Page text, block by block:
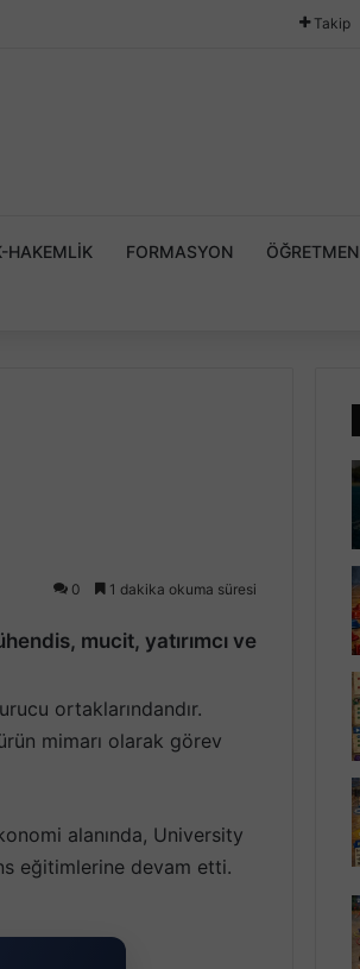
Takip
HAKEMLIK FORMASYON ÖĞRETMEN
0 1 dakika okuma süresi
mucit, yatırımcı ve
ortaklarındandır.
mimarı olarak görev
alanında, University
eğitimlerine devam etti.